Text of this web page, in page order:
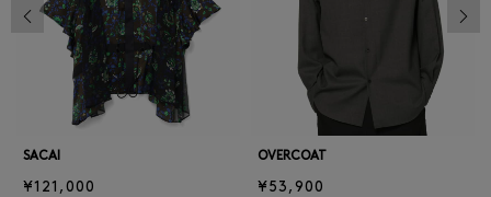
SACAI
¥121,000
OVERCOAT
¥53,900
前の画像